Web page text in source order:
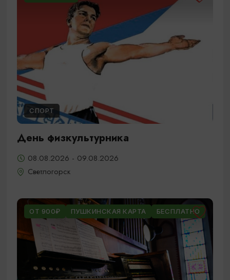
СПОРТ
День физкультурника
08.08.2026 - 09.08.2026
Светлогорск
ОТ 900₽ ПУШКИНСКАЯ КАРТА БЕСПЛАТНО